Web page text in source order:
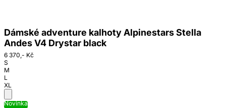
Dámské adventure kalhoty Alpinestars Stella
Andes V4 Drystar black
6 370,- Kč
S
M
L
XL
Novinka